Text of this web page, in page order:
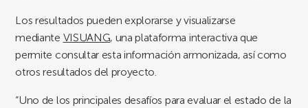
Los resultados pueden explorarse y visualizarse
mediante VISUANG, una plataforma interactiva que
permite consultar esta información armonizada, así como
otros resultados del proyecto.
“Uno de los principales desafíos para evaluar el estado de la